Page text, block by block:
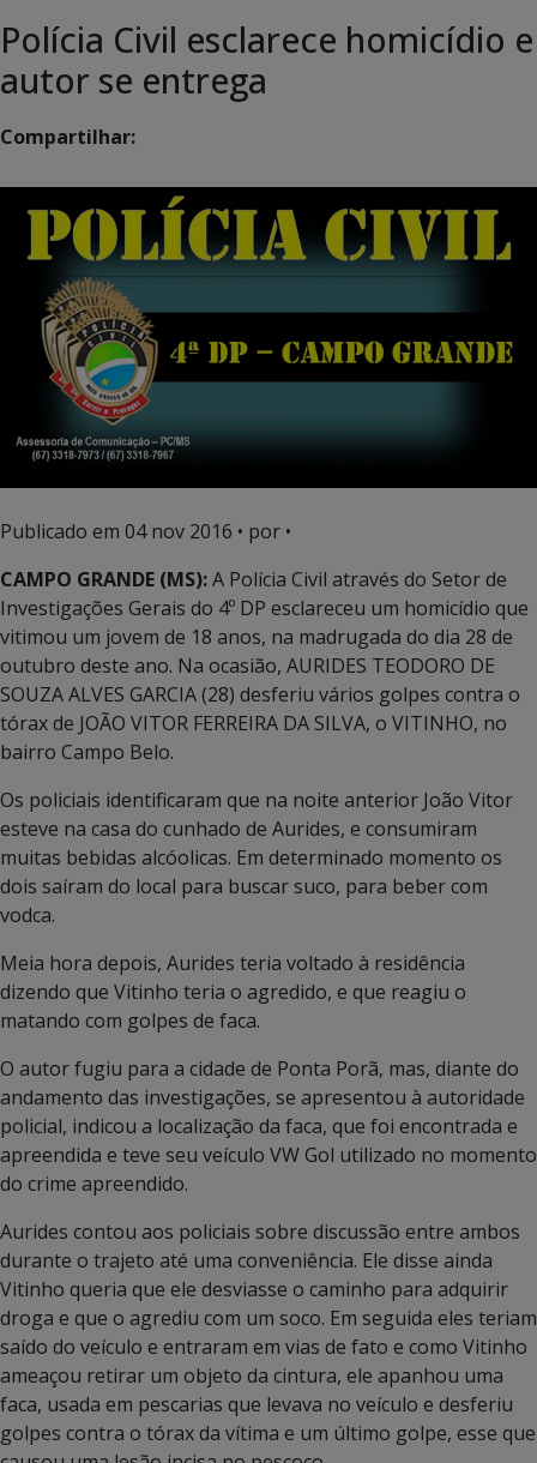
Polícia Civil esclarece homicídio e
autor se entrega
Compartilhar:
Publicado em 04 nov 2016 • por •
CAMPO GRANDE (MS):A Polícia Civil através do Setor de
Investigações Gerais do 4º DP esclareceu um homicídio que
vitimou um jovem de 18 anos, na madrugada do dia 28 de
outubro deste ano. Na ocasião, AURIDES TEODORO DE
SOUZA ALVES GARCIA (28) desferiu vários golpes contra o
tórax de JOÃO VITOR FERREIRA DA SILVA, o VITINHO, no
bairro Campo Belo.
Os policiais identificaram que na noite anterior João Vitor
esteve na casa do cunhado de Aurides, e consumiram
muitas bebidas alcóolicas. Em determinado momento os
dois saíram do local para buscar suco, para beber com
vodca.
Meia hora depois, Aurides teria voltado à residência
dizendo que Vitinho teria o agredido, e que reagiu o
matando com golpes de faca.
O autor fugiu para a cidade de Ponta Porã, mas, diante do
andamento das investigações, se apresentou à autoridade
policial, indicou a localização da faca, que foi encontrada e
apreendida e teve seu veículo VW Gol utilizado no momento
do crime apreendido.
Aurides contou aos policiais sobre discussão entre ambos
durante o trajeto até uma conveniência. Ele disse ainda
Vitinho queria que ele desviasse o caminho para adquirir
droga e que o agrediu com um soco. Em seguida eles teriam
saído do veículo e entraram em vias de fato e como Vitinho
ameaçou retirar um objeto da cintura, ele apanhou uma
faca, usada em pescarias que levava no veículo e desferiu
golpes contra o tórax da vítima e um último golpe, esse que